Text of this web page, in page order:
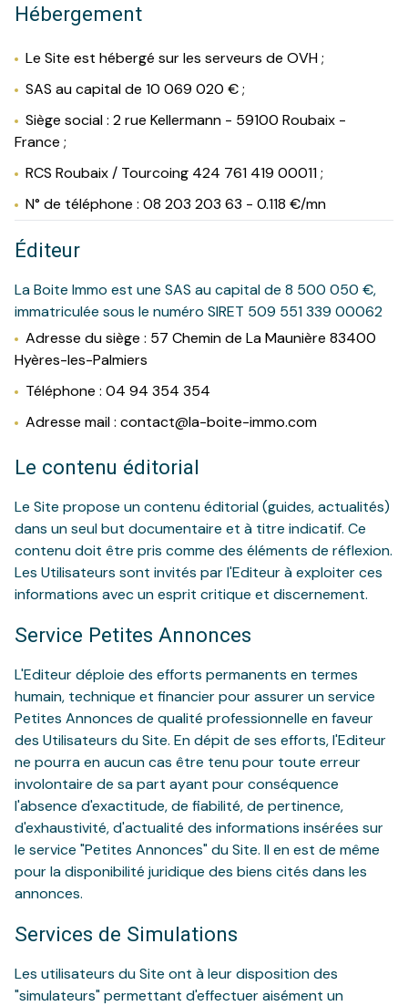
Hébergement
Le Site est hébergé sur les serveurs de OVH ;
SAS au capital de 10 069 020 € ;
Siège social : 2 rue Kellermann - 59100 Roubaix -
France ;
RCS Roubaix / Tourcoing 424 761 419 00011 ;
N° de téléphone : 08 203 203 63 - 0.118 €/mn
Éditeur
La Boite Immo est une SAS au capital de 8 500 050 €,
immatriculée sous le numéro SIRET 509 551 339 00062
Adresse du siège : 57 Chemin de La Maunière 83400
Hyères-les-Palmiers
Téléphone : 04 94 354 354
Adresse mail : contact@la-boite-immo.com
Le contenu éditorial
Le Site propose un contenu éditorial (guides, actualités)
dans un seul but documentaire et à titre indicatif. Ce
contenu doit être pris comme des éléments de réflexion.
Les Utilisateurs sont invités par l'Editeur à exploiter ces
informations avec un esprit critique et discernement.
Service Petites Annonces
L'Editeur déploie des efforts permanents en termes
humain, technique et financier pour assurer un service
Petites Annonces de qualité professionnelle en faveur
des Utilisateurs du Site. En dépit de ses efforts, l'Editeur
ne pourra en aucun cas être tenu pour toute erreur
involontaire de sa part ayant pour conséquence
l'absence d'exactitude, de fiabilité, de pertinence,
d'exhaustivité, d'actualité des informations insérées sur
le service "Petites Annonces" du Site. Il en est de même
pour la disponibilité juridique des biens cités dans les
annonces.
Services de Simulations
Les utilisateurs du Site ont à leur disposition des
"simulateurs" permettant d'effectuer aisément un